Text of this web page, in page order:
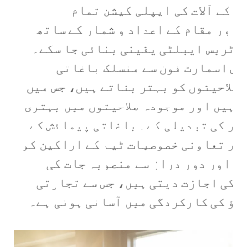
آلات کی ایپلی کیشن تمام
مقام کے اعداد و شمار کے ساتھ
ایبلٹی یقینی بنائی جا سکے۔
اسمارٹ فون سے منسلک باغاتی
کو بہتر بناتے ہیں، جس میں
اور موجودہ صلاحیتوں میں بہتری
کی تبدیلی کے۔ باغاتی پیمائش کے
تعاونی خصوصیات ٹیم کے اراکین کو
دور دراز سے منصوبہ جات کی
اجازت دیتی ہیں، جس سے تجارتی
کی کارکردگی میں آسانی ہوتی ہے۔